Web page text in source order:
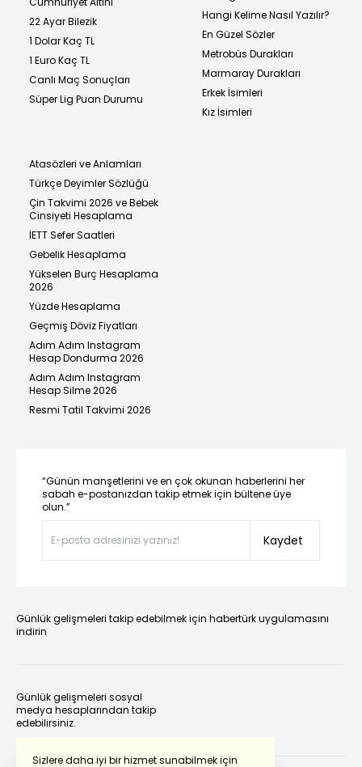
Sizlere daha iyi bir hizmet sunabilmek için
22 Ayar Bilezik
1 Dolar Kaç TL
1 Euro Kaç TL
Canlı Maç Sonuçları
Süper Lig Puan Durumu
Hangi Kelime Nasıl Yazılır?
En Güzel Sözler
Metrobüs Durakları
Marmaray Durakları
Erkek İsimleri
Kız İsimleri
Atasözleri ve Anlamları
Türkçe Deyimler Sözlüğü
Çin Takvimi 2026 ve Bebek
Cinsiyeti Hesaplama
İETT Sefer Saatleri
Gebelik Hesaplama
Yükselen Burç Hesaplama
2026
Yüzde Hesaplama
Geçmiş Döviz Fiyatları
Adım Adım Instagram
Hesap Dondurma 2026
Adım Adım Instagram
Hesap Silme 2026
Resmi Tatil Takvimi 2026
“Günün manşetlerini ve en çok okunan haberlerini her
sabah e-postanızdan takip etmek için bültene üye
olun.”
Kaydet
Günlük gelişmeleri takip edebilmek için habertürk uygulamasını
indirin
Günlük gelişmeleri sosyal
medya hesaplarından takip
edebilirsiniz.